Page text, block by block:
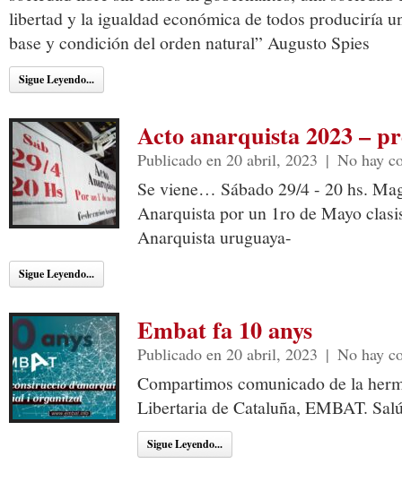
libertad y la igualdad económica de todos produciría
base y condición del orden natural” Augusto Spies
Sigue Leyendo...
Acto anarquista 2023 –
Publicado en 20 abril, 2023 | No hay
Se viene… Sábado 29/4 - 20 hs.
Anarquista por un 1ro de Mayo
Anarquista uruguaya-
Sigue Leyendo...
Embat fa 10 anys
Publicado en 20 abril, 2023 | No hay
Compartimos comunicado de la
Libertaria de Cataluña, EMBAT.
Sigue Leyendo...